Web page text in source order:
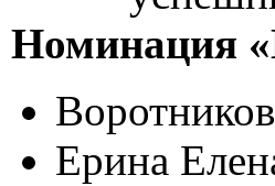
Номинация
Ерина